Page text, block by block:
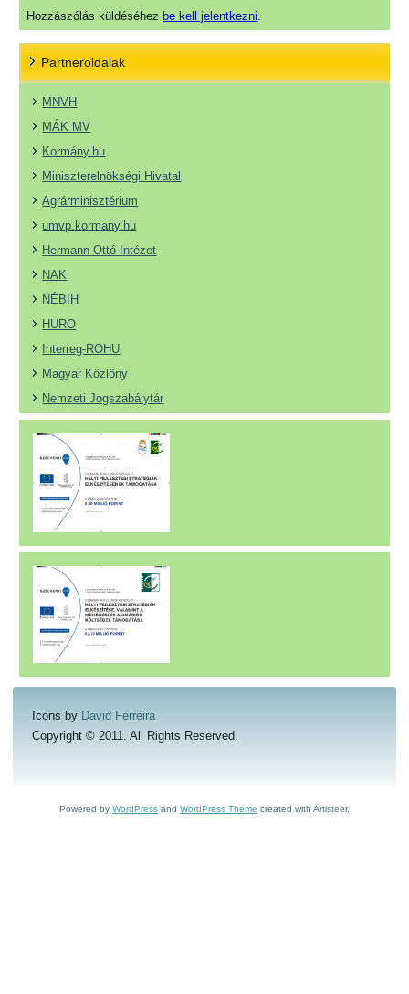
Hozzászólás küldéséhez be kell jelentkezni.
Partneroldalak
MNVH
MÁK MV
Kormány.hu
Miniszterelnökségi Hivatal
Agrárminisztérium
umvp.kormany.hu
Hermann Ottó Intézet
NAK
NÉBIH
HURO
Interreg-ROHU
Magyar Közlöny
Nemzeti Jogszabálytár
Icons by David Ferreira
Copyright © 2011. All Rights Reserved.
Powered by WordPress and WordPress Theme created with Artisteer.